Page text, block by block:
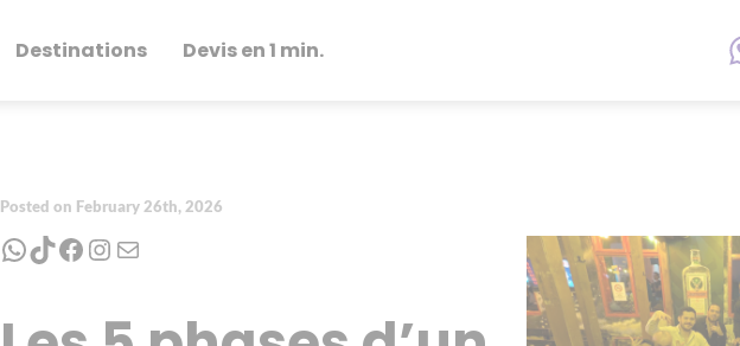
Destinations Devis en 1 min.
Posted on February 26th, 2026
WhatsApp
TikTok
Facebook
Instagram
Mail